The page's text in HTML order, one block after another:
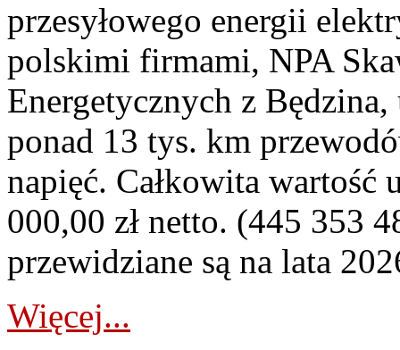
przesyłowego energii
polskimi firmami, NPA
Energetycznych z
ponad 13 tys. km
napięć. Całkowita
000,00 zł netto. (445 353
przewidziane są na lata
Więcej...